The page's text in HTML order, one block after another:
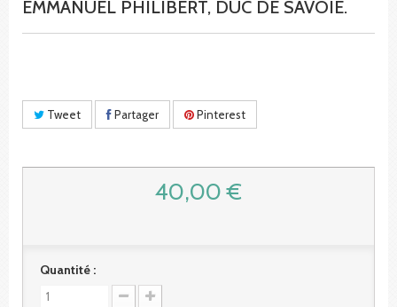
EMMANUEL PHILIBERT, DUC DE SAVOIE.
Tweet Partager Pinterest
40,00 €
Quantité :